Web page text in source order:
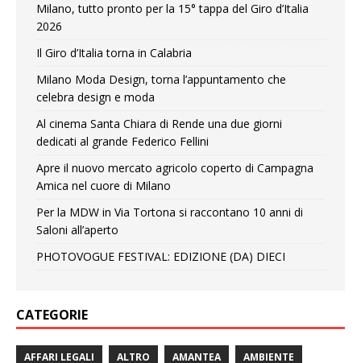
Milano, tutto pronto per la 15° tappa del Giro d’Italia
2026
Il Giro d’Italia torna in Calabria
Milano Moda Design, torna l’appuntamento che
celebra design e moda
Al cinema Santa Chiara di Rende una due giorni
dedicati al grande Federico Fellini
Apre il nuovo mercato agricolo coperto di Campagna
Amica nel cuore di Milano
Per la MDW in Via Tortona si raccontano 10 anni di
Saloni all’aperto
PHOTOVOGUE FESTIVAL: EDIZIONE (DA) DIECI
CATEGORIE
AFFARI LEGALI ALTRO AMANTEA AMBIENTE